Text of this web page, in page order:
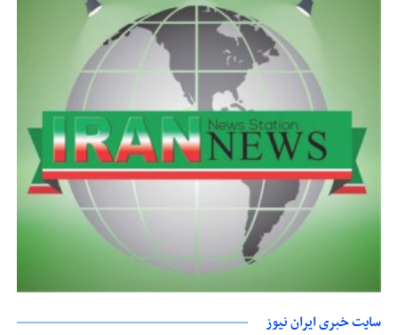
سایت خبری ایران نیوز